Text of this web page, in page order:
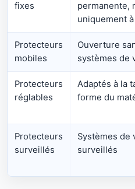
fixes
permanente,
uniquement à
Protecteurs
mobiles
Ouverture
systèmes de
Protecteurs
réglables
Adaptés à la
forme du
Protecteurs
surveillés
Systèmes de
surveillés